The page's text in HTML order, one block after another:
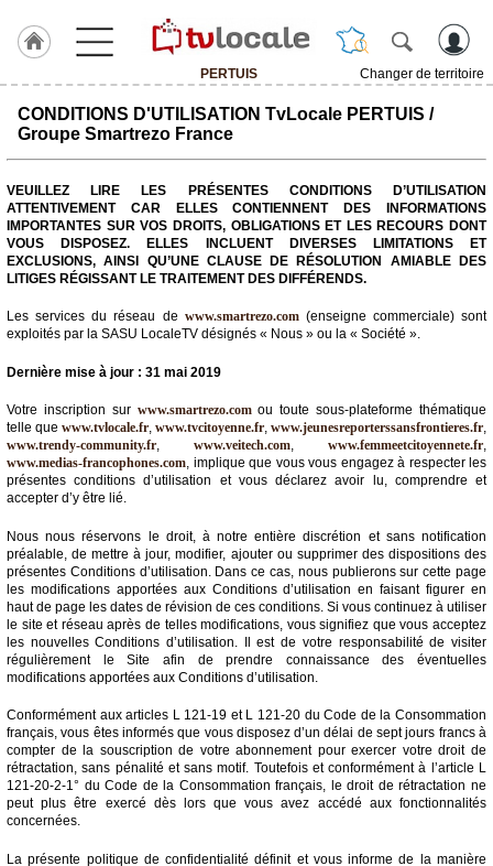
PERTUIS
Changer de territoire
J'adhère
Hulcoq
PERTUIS
TvLocale
France
Accueil
Agenda
Gazette
Vidéos
Médias
du
groupe
Blogs
Prémium
Inscription
annuaire
Accès
éditeur
CONDITIONS D'UTILISATION TvLocale PERTUIS /
Groupe Smartrezo France
VEUILLEZ LIRE LES PRÉSENTES CONDITIONS D’UTILISATION
ATTENTIVEMENT CAR ELLES CONTIENNENT DES INFORMATIONS
IMPORTANTES SUR VOS DROITS, OBLIGATIONS ET LES RECOURS DONT
VOUS DISPOSEZ. ELLES INCLUENT DIVERSES LIMITATIONS ET
EXCLUSIONS, AINSI QU’UNE CLAUSE DE RÉSOLUTION AMIABLE DES
LITIGES RÉGISSANT LE TRAITEMENT DES DIFFÉRENDS.
Les services du réseau de www.smartrezo.com(enseigne commerciale) sont
exploités par la SASU LocaleTV désignés « Nous » ou la « Société ».
Dernière mise à jour : 31 mai 2019
Votre inscription sur www.smartrezo.comou toute sous-plateforme thématique
telle que www.tvlocale.fr, www.tvcitoyenne.fr, www.jeunesreporterssansfrontieres.fr,
www.trendy-community.fr, www.veitech.com, www.femmeetcitoyennete.fr,
www.medias-francophones.com, implique que vous vous engagez à respecter les
présentes conditions d’utilisation et vous déclarez avoir lu, comprendre et
accepter d’y être lié.
Nous nous réservons le droit, à notre entière discrétion et sans notification
préalable, de mettre à jour, modifier, ajouter ou supprimer des dispositions des
présentes Conditions d’utilisation. Dans ce cas, nous publierons sur cette page
les modifications apportées aux Conditions d’utilisation en faisant figurer en
haut de page les dates de révision de ces conditions. Si vous continuez à utiliser
le site et réseau après de telles modifications, vous signifiez que vous acceptez
les nouvelles Conditions d’utilisation. Il est de votre responsabilité de visiter
régulièrement le Site afin de prendre connaissance des éventuelles
modifications apportées aux Conditions d’utilisation.
Conformément aux articles L 121-19 et L 121-20 du Code de la Consommation
français, vous êtes informés que vous disposez d’un délai de sept jours francs à
compter de la souscription de votre abonnement pour exercer votre droit de
rétractation, sans pénalité et sans motif. Toutefois et conformément à l’article L
121-20-2-1° du Code de la Consommation français, le droit de rétractation ne
peut plus être exercé dès lors que vous avez accédé aux fonctionnalités
concernées.
La présente politique de confidentialité définit et vous informe de la manière